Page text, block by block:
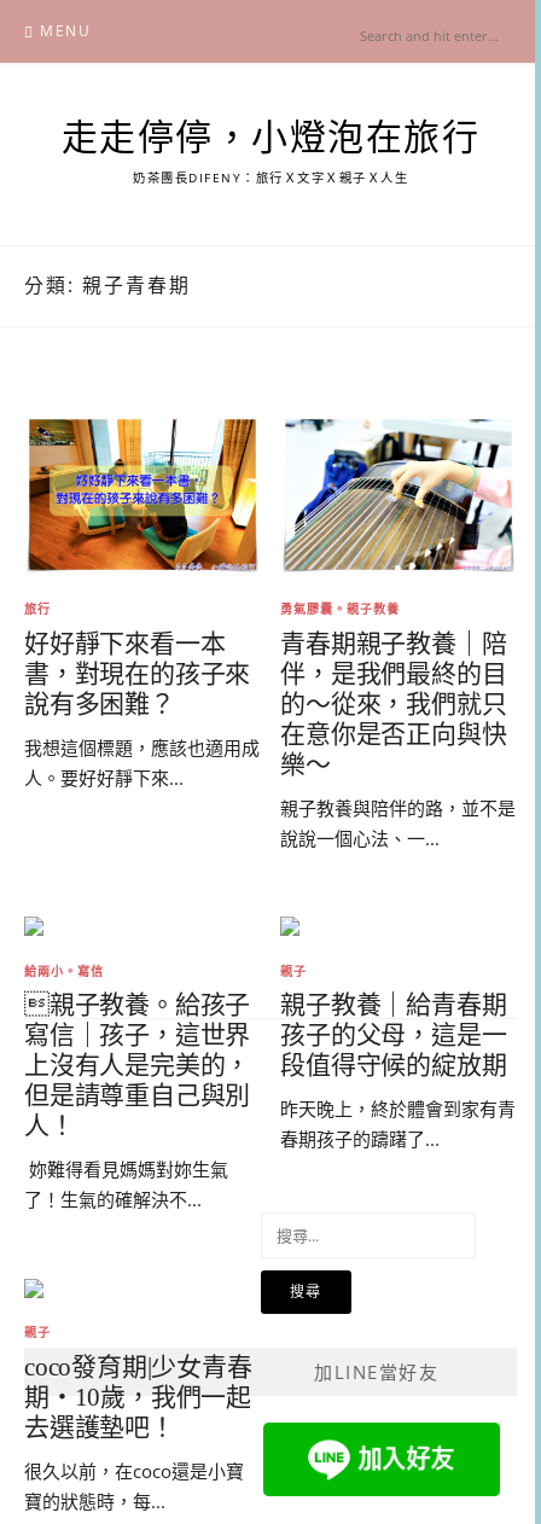
content
MENU
走走停停，小燈泡在旅行
奶茶團長DIFENY：旅行Ｘ文字Ｘ親子Ｘ人生
分類: 親子青春期
旅行
好好靜下來看一本
書，對現在的孩子來
說有多困難？
我想這個標題，應該也適用成
人。要好好靜下來...
勇氣膠囊。親子教養
青春期親子教養｜陪
伴，是我們最終的目
的～從來，我們就只
在意你是否正向與快
樂～
親子教養與陪伴的路，並不是
說說一個心法、一...
給兩小。寫信
親子教養。給孩子
寫信｜孩子，這世界
上沒有人是完美的，
但是請尊重自己與別
人！
妳難得看見媽媽對妳生氣
了！生氣的確解決不...
親子
親子教養｜給青春期
孩子的父母，這是一
段值得守候的綻放期
昨天晚上，終於體會到家有青
春期孩子的躊躇了...
親子
coco發育期|少女青春
期・10歲，我們一起
去選護墊吧！
很久以前，在coco還是小寶
寶的狀態時，每...
關
加LINE當好友